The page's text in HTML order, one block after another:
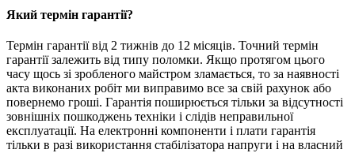
Який термін гарантії?
Термін гарантії від 2 тижнів до 12 місяців. Точний термін
гарантії залежить від типу поломки. Якщо протягом цього
часу щось зі зробленого майстром зламається, то за наявності
акта виконаних робіт ми виправимо все за свій рахунок або
повернемо гроші. Гарантія поширюється тільки за відсутності
зовнішніх пошкоджень техніки і слідів неправильної
експлуатації. На електронні компоненти і плати гарантія
тільки в разі використання стабілізатора напруги і на власний